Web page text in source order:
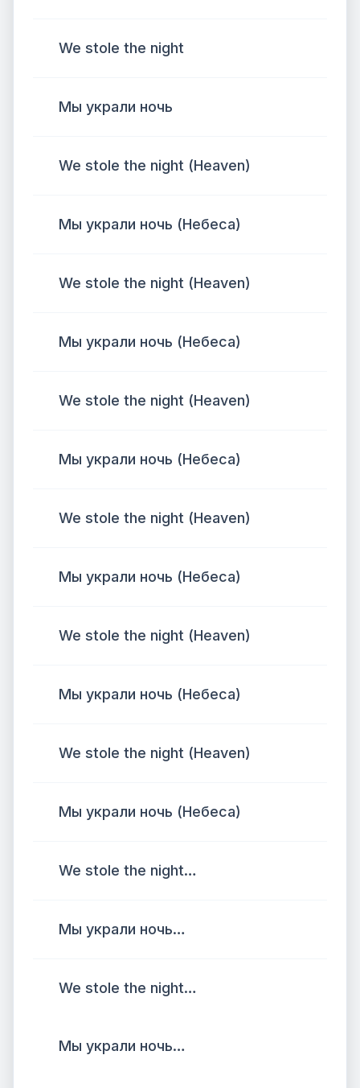
We stole the night
Мы украли ночь
We stole the night (Heaven)
Мы украли ночь (Небеса)
We stole the night (Heaven)
Мы украли ночь (Небеса)
We stole the night (Heaven)
Мы украли ночь (Небеса)
We stole the night (Heaven)
Мы украли ночь (Небеса)
We stole the night (Heaven)
Мы украли ночь (Небеса)
We stole the night (Heaven)
Мы украли ночь (Небеса)
We stole the night…
Мы украли ночь…
We stole the night…
Мы украли ночь…